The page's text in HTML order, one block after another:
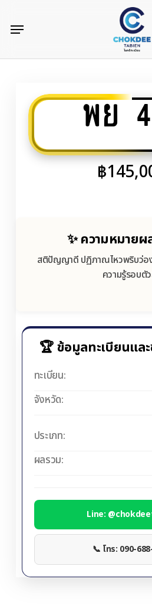
content
Menu
พย
฿
✨ ความหมายผ
สติปัญญาดี ปฏิภาณไหวพริบว่อง
ความรู้รอบตั
🏆 ข้อมูลทะเบียนแล
ทะเบียน:
จังหวัด:
ประเภท:
ผลรวม:
Line:
📞 โทร: 090-